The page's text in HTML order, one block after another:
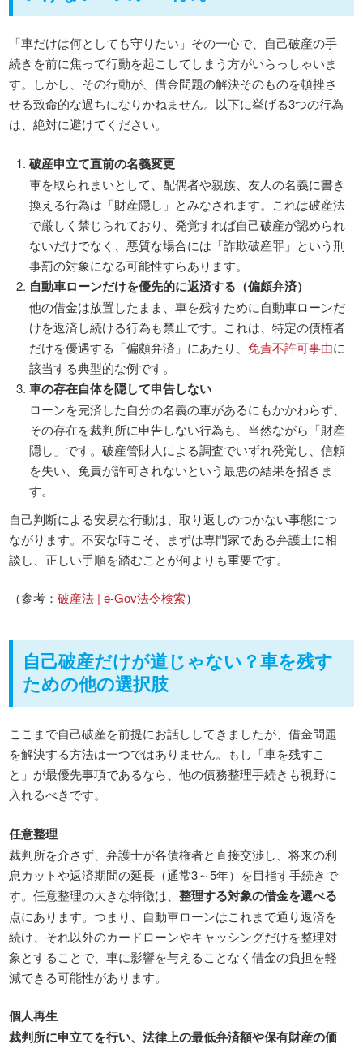
「車だけは何としても守りたい」その一心で、自己破産の手
続きを前に焦って行動を起こしてしまう方がいらっしゃいま
す。しかし、その行動が、借金問題の解決そのものを頓挫さ
せる致命的な過ちになりかねません。以下に挙げる3つの行為
は、絶対に避けてください。
破産申立て直前の名義変更
車を取られまいとして、配偶者や親族、友人の名義に書き
換える行為は「財産隠し」とみなされます。これは破産法
で厳しく禁じられており、発覚すれば自己破産が認められ
ないだけでなく、悪質な場合には「詐欺破産罪」という刑
事罰の対象になる可能性すらあります。
自動車ローンだけを優先的に返済する（偏頗弁済）
他の借金は放置したまま、車を残すために自動車ローンだ
けを返済し続ける行為も禁止です。これは、特定の債権者
だけを優遇する「偏頗弁済」にあたり、免責不許可事由に
該当する典型的な例です。
車の存在自体を隠して申告しない
ローンを完済した自分の名義の車があるにもかかわらず、
その存在を裁判所に申告しない行為も、当然ながら「財産
隠し」です。破産管財人による調査でいずれ発覚し、信頼
を失い、免責が許可されないという最悪の結果を招きま
す。
自己判断による安易な行動は、取り返しのつかない事態につ
ながります。不安な時こそ、まずは専門家である弁護士に相
談し、正しい手順を踏むことが何よりも重要です。
（参考：破産法 | e-Gov法令検索）
自己破産だけが道じゃない？車を残す
ための他の選択肢
ここまで自己破産を前提にお話ししてきましたが、借金問題
を解決する方法は一つではありません。もし「車を残すこ
と」が最優先事項であるなら、他の債務整理手続きも視野に
入れるべきです。
任意整理
裁判所を介さず、弁護士が各債権者と直接交渉し、将来の利
息カットや返済期間の延長（通常3～5年）を目指す手続きで
す。任意整理の大きな特徴は、整理する対象の借金を選べる
点にあります。つまり、自動車ローンはこれまで通り返済を
続け、それ以外のカードローンやキャッシングだけを整理対
象とすることで、車に影響を与えることなく借金の負担を軽
減できる可能性があります。
個人再生
裁判所に申立てを行い、法律上の最低弁済額や保有財産の価